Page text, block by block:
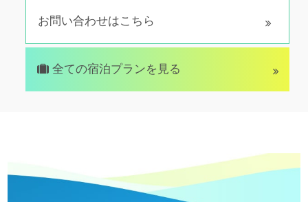
お問い合わせはこちら
全ての宿泊プランを見る